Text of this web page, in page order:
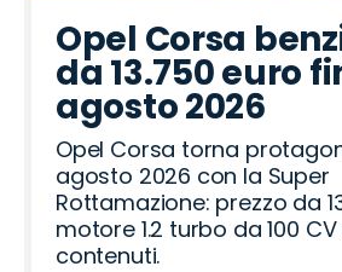
Opel Corsa
da 13.750 euro
agosto 2026
Opel Corsa torna
agosto 2026 con la Super
Rottamazione: prezzo da
motore 1.2 turbo da 100
contenuti.